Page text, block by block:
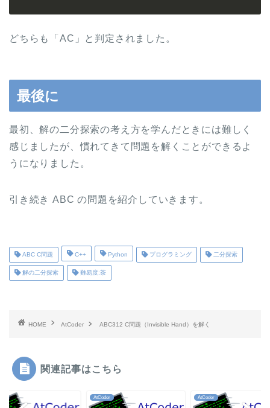
どちらも「AC」と判定されました。
最後に
最初、解の二分探索の考え方を学んだときには難しく
感じましたが、慣れてきて問題を解くことができるよ
うになりました。
引き続き ABC の問題を紹介していきます。
ABC C問題 C++ Python プログラミング 二分探索
解の二分探索 難易度:茶
HOME AtCoder ABC312 C問題（Invisible Hand）を解く
関連記事はこちら
AtCoder AtCoder